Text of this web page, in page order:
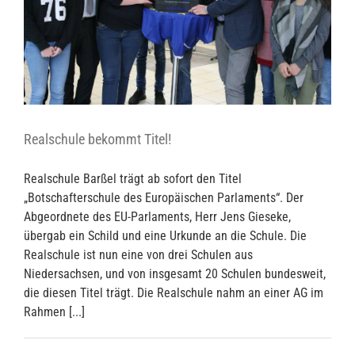
Realschule bekommt Titel!
Realschule Barßel trägt ab sofort den Titel
„Botschafterschule des Europäischen Parlaments“. Der
Abgeordnete des EU-Parlaments, Herr Jens Gieseke,
übergab ein Schild und eine Urkunde an die Schule. Die
Realschule ist nun eine von drei Schulen aus
Niedersachsen, und von insgesamt 20 Schulen bundesweit,
die diesen Titel trägt. Die Realschule nahm an einer AG im
Rahmen [...]